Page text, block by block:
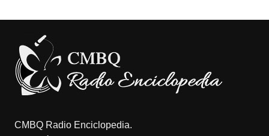
CMBQ Radio Enciclopedia.